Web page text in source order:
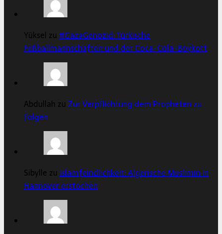
Yüksel zu#GazaGenozid: Türkische
Fußballmannschaften und der Coca-Cola-Boykott
Abdullah zu Zur Verpflichtung dem Propheten zu
folgen
Sibylle zu Islamfeindlichkeit: Algerische Muslimin in
Hannover erstochen